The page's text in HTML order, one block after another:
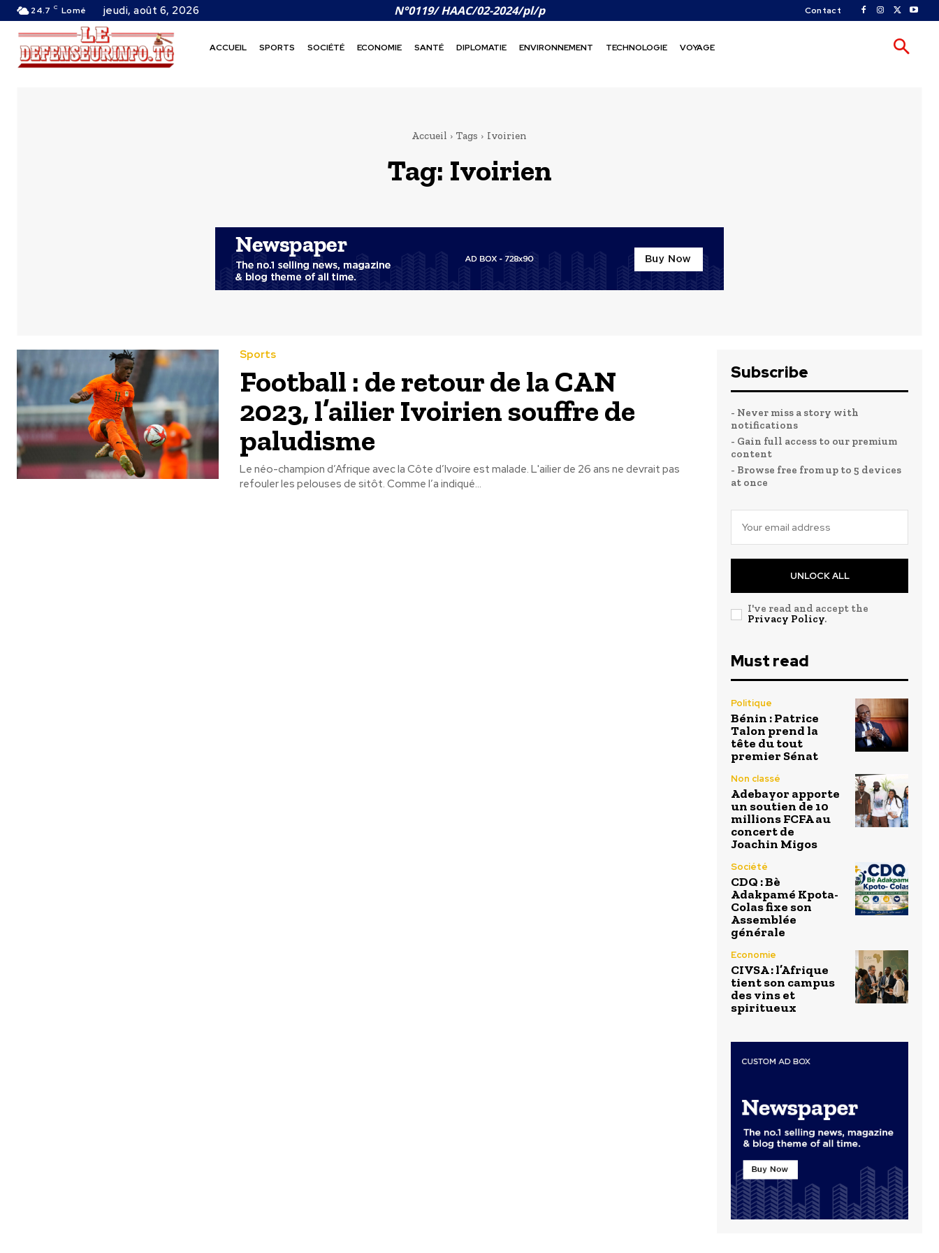
24.7 C Lomé jeudi, août 6, 2026 N°0119/ HAAC/02-2024/pl/p Contact
ACCUEIL SPORTS SOCIÉTÉ ECONOMIE SANTÉ DIPLOMATIE ENVIRONNEMENT TECHNOLOGIE VOYAGE
Accueil Tags Ivoirien
Tag: Ivoirien
Sports
Football : de retour de la CAN
2023, l’ailier Ivoirien souffre de
paludisme
Le néo-champion d’Afrique avec la Côte d’Ivoire est malade. L'ailier de 26 ans ne devrait pas
refouler les pelouses de sitôt. Comme l’a indiqué...
Subscribe
- Never miss a story with
notifications
- Gain full access to our premium
content
- Browse free from up to 5 devices
at once
UNLOCK ALL
I've read and accept the
Privacy Policy.
Must read
Politique
Bénin : Patrice
Talon prend la
tête du tout
premier Sénat
Non classé
Adebayor apporte
un soutien de 10
millions FCFA au
concert de
Joachin Migos
Société
CDQ : Bè
Adakpamé Kpota-
Colas fixe son
Assemblée
générale
Economie
CIVSA : l’Afrique
tient son campus
des vins et
spiritueux